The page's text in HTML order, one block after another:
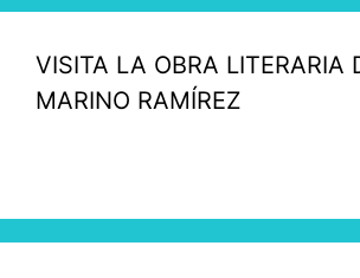
VISITA LA OBRA LITERARIA
MARINO RAMÍREZ